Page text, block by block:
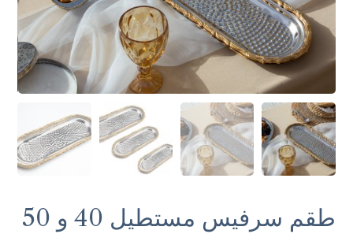
طقم سرفيس مستطيل 40 و 50